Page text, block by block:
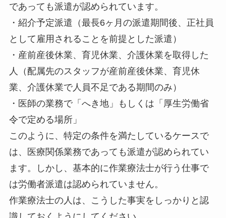
であっても派遣が認められています。
・紹介予定派遣（最長6ヶ月の派遣期間後、正社員
として雇用されることを前提とした派遣）
・産前産後休業、育児休業、介護休業を取得した
人（配属先のスタッフが産前産後休業、育児休
業、介護休業で人員不足である期間のみ）
・医師の業務で「へき地」もしくは「厚生労働省
令で定める場所」
このように、特定の条件を満たしているケースで
は、医療関係業務であっても派遣が認められてい
ます。しかし、基本的に作業療法士が行う仕事で
は労働者派遣は認められていません。
作業療法士の人は、こうした事実をしっかりと認